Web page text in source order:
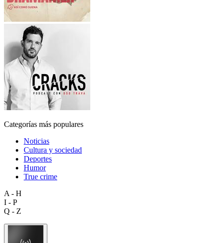
Categorías más populares
Noticias
Cultura y sociedad
Deportes
Humor
True crime
A - H
I - P
Q - Z